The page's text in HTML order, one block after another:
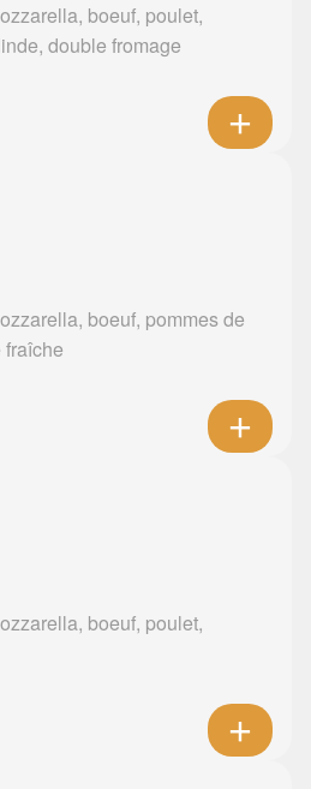
boeuf, poulet,
double fromage
boeuf, pommes de
boeuf, poulet,